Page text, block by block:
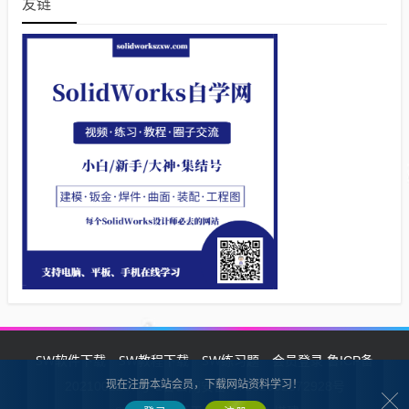
友链
SW软件下载 SW教程下载 SW练习题 会员登录鲁ICP备
2021002287号-1鲁公网安备 37132902372928号
现在注册本站会员，下载网站资料学习！